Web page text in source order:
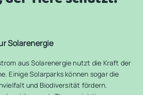
Solarenergie
aus Solarenergie nutzt die Kraft der
Einige Solarparks können sogar die
und Biodiversität fördern.